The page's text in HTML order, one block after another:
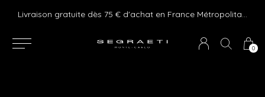
0
Livraison gratuite dès 75 € d'achat en France Métropolitaine et Monaco (hors mobilier)